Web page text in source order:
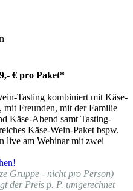
€ pro Paket*
Tasting kombiniert mit Käse-
mit Freunden, mit der Familie
Käse-Abend samt Tasting-
Käse-Wein-Paket bspw.
live am Webinar mit zwei
Gruppe - nicht pro Person)
der Preis p. P. umgerechnet